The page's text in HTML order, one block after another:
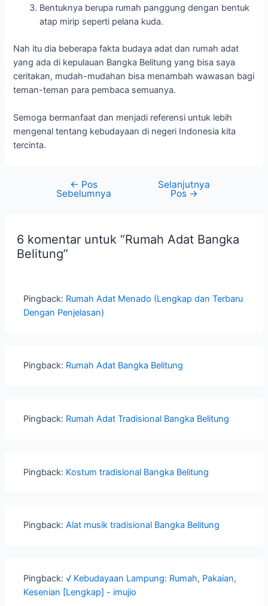
Bentuknya berupa rumah panggung dengan bentuk
atap mirip seperti pelana kuda.
Nah itu dia beberapa fakta budaya adat dan rumah adat
yang ada di kepulauan Bangka Belitung yang bisa saya
ceritakan, mudah-mudahan bisa menambah wawasan bagi
teman-teman para pembaca semuanya.
Semoga bermanfaat dan menjadi referensi untuk lebih
mengenal tentang kebudayaan di negeri Indonesia kita
tercinta.
← Pos
Sebelumnya
Selanjutnya
Pos →
6 komentar untuk “Rumah Adat Bangka
Belitung”
Pingback: Rumah Adat Menado (Lengkap dan Terbaru
Dengan Penjelasan)
Pingback: Rumah Adat Bangka Belitung
Pingback: Rumah Adat Tradisional Bangka Belitung
Pingback: Kostum tradisional Bangka Belitung
Pingback:Alat musik tradisional Bangka Belitung
Pingback:√ Kebudayaan Lampung: Rumah, Pakaian,
Kesenian [Lengkap] - imujio